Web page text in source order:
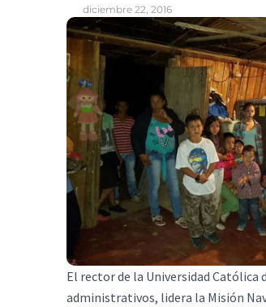
diciembre 22, 2016
El rector de la Universidad Católica
administrativos, lidera la Misión